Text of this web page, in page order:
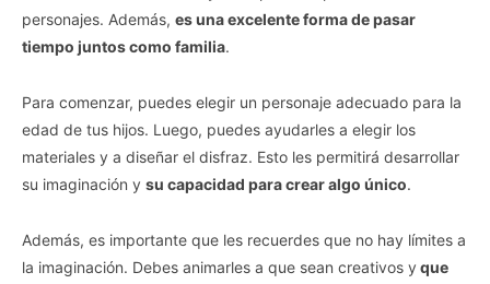
personajes. Además, es una excelente forma de pasar
tiempo juntos como familia.
Para comenzar, puedes elegir un personaje adecuado para la
edad de tus hijos. Luego, puedes ayudarles a elegir los
materiales y a diseñar el disfraz. Esto les permitirá desarrollar
su imaginación y su capacidad para crear algo único.
Además, es importante que les recuerdes que no hay límites a
la imaginación. Debes animarles a que sean creativos y que